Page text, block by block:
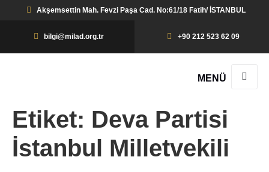
Akşemsettin Mah. Fevzi Paşa Cad. No:61/18 Fatih/ İSTANBUL
bilgi@milad.org.tr +90 212 523 62 09
MENÜ
Etiket: Deva Partisi
İstanbul Milletvekili